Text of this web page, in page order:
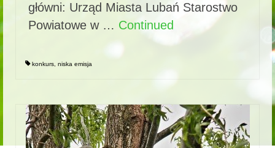
główni: Urząd Miasta Lubań Starostwo
Powiatowe w … Continued
konkurs niska emisja